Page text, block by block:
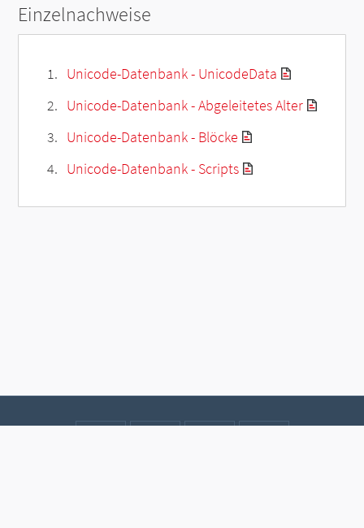
Einzelnachweise
Unicode-Datenbank - UnicodeData
Unicode-Datenbank - Abgeleitetes Alter
Unicode-Datenbank - Blöcke
Unicode-Datenbank - Scripts